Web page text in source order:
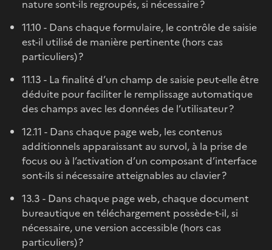
nature sont-ils regroupés, si nécessaire ?
11.10 - Dans chaque formulaire, le contrôle de saisie
est-il utilisé de manière pertinente (hors cas
particuliers) ?
11.13 - La finalité d’un champ de saisie peut-elle être
déduite pour faciliter le remplissage automatique
des champs avec les données de l’utilisateur ?
12.11 - Dans chaque page web, les contenus
additionnels apparaissant au survol, à la prise de
focus ou à l’activation d’un composant d’interface
sont-ils si nécessaire atteignables au clavier ?
13.3 - Dans chaque page web, chaque document
bureautique en téléchargement possède-t-il, si
nécessaire, une version accessible (hors cas
particuliers) ?